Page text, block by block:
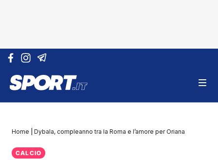
Vai al contenuto
Home Dybala, compleanno tra la Roma e l’amore per Oriana
CALCIO